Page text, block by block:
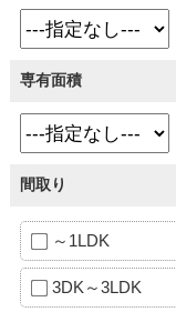
専有面積
間取り
～1LDK
3DK～3LDK